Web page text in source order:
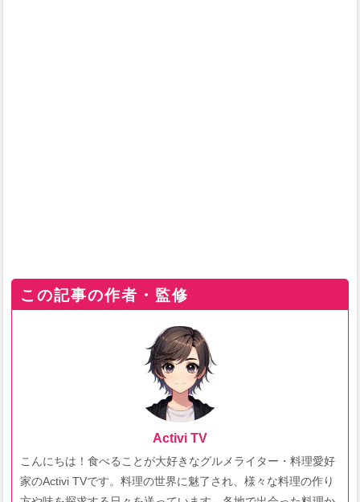
この記事の作者・監修
Activi TV
こんにちは！食べることが大好きなグルメライター・料理愛好
家のActivi TVです。料理の世界に魅了され、様々な料理の作り